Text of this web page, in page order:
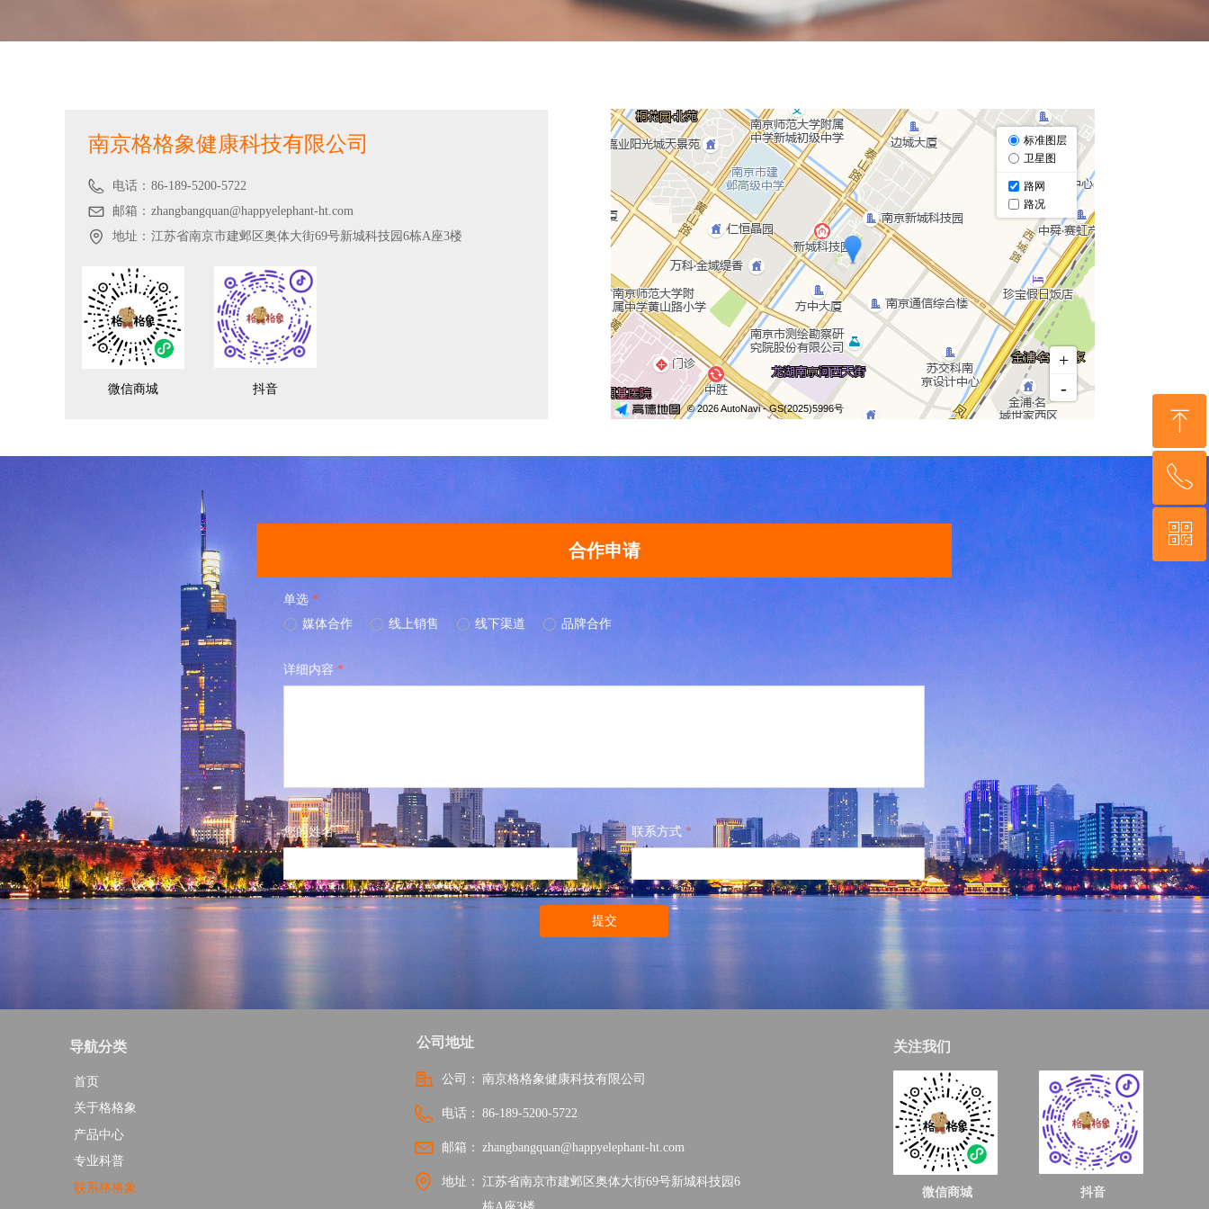
南京格格象健康科技有限公司
电话： 86-189-5200-5722
邮箱： zhangbangquan@happyelephant-ht.com
地址： 江苏省南京市建邺区奥体大街69号新城科技园6栋A座3楼
微信商城 抖音
合作申请
单选 *
ꀐ 媒体合作 ꀐ 线上销售 ꀐ 线下渠道 ꀐ 品牌合作
详细内容 *
您的姓名 * 联系方式 *
提交
导航分类
首页
关于格格象
产品中心
专业科普
联系格格象
公司地址
公司： 南京格格象健康科技有限公司
电话： 86-189-5200-5722
邮箱： zhangbangquan@happyelephant-ht.com
地址： 江苏省南京市建邺区奥体大街69号新城科技园6
关注我们
微信商城 抖音
ꁸ
回到顶部
ꂅ
189-5200-5722
ꀥ
微信公众号